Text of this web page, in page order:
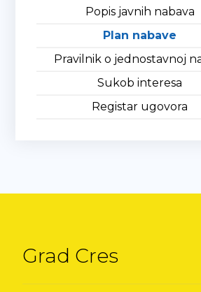
Popis javnih nabava
Plan nabave
Pravilnik o jednostavnoj
Sukob interesa
Registar ugovora
Grad Cres